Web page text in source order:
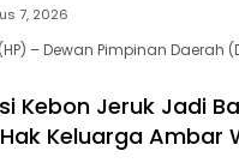
7, 2026
(HP) – Dewan Pimpinan Daerah
Kebon Jeruk Jadi
Keluarga Ambar